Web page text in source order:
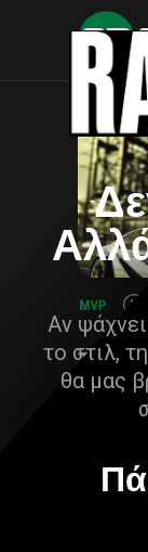
Αν
το στιλ,
θα μας